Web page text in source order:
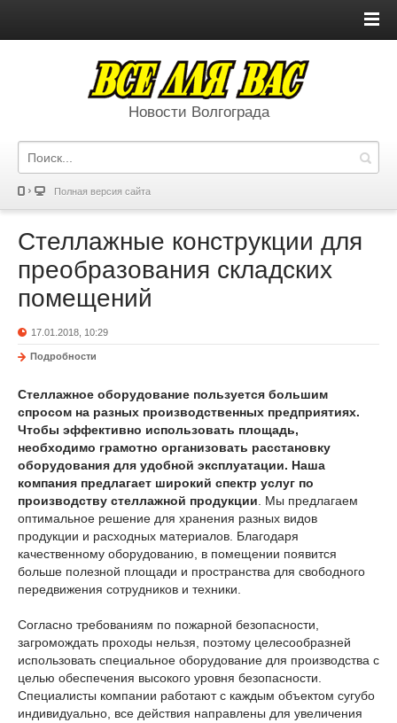
Новости Волгограда
Полная версия сайта
Стеллажные конструкции для
преобразования складских
помещений
17.01.2018, 10:29
Подробности
Стеллажное оборудование пользуется большим
спросом на разных производственных предприятиях.
Чтобы эффективно использовать площадь,
необходимо грамотно организовать расстановку
оборудования для удобной эксплуатации. Наша
компания предлагает широкий спектр услуг по
производству стеллажной продукции . Мы предлагаем
оптимальное решение для хранения разных видов
продукции и расходных материалов. Благодаря
качественному оборудованию, в помещении появится
больше полезной площади и пространства для свободного
передвижения сотрудников и техники.
Согласно требованиям по пожарной безопасности,
загромождать проходы нельзя, поэтому целесообразней
использовать специальное оборудование для производства с
целью обеспечения высокого уровня безопасности.
Специалисты компании работают с каждым объектом сугубо
индивидуально, все действия направлены для увеличения